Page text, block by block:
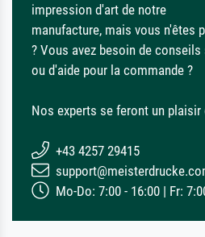
impression d'art de notre
manufacture, mais vous n'êtes
? Vous avez besoin de
ou d'aide pour la commande ?
Nos experts se feront un plaisir
+43 4257 29415
Mo-Do: 7:00 - 16:00 | Fr: